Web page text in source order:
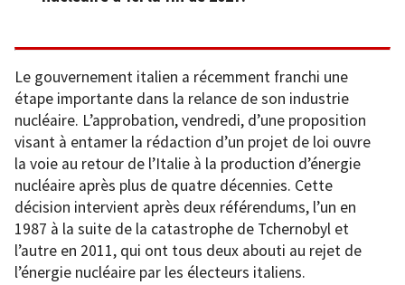
Le gouvernement italien a récemment franchi une
étape importante dans la relance de son industrie
nucléaire. L’approbation, vendredi, d’une proposition
visant à entamer la rédaction d’un projet de loi ouvre
la voie au retour de l’Italie à la production d’énergie
nucléaire après plus de quatre décennies. Cette
décision intervient après deux référendums, l’un en
1987 à la suite de la catastrophe de Tchernobyl et
l’autre en 2011, qui ont tous deux abouti au rejet de
l’énergie nucléaire par les électeurs italiens.